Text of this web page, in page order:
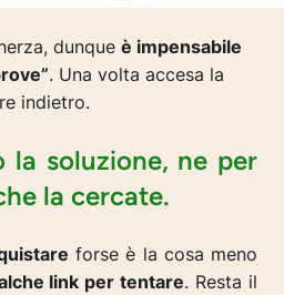
dunque è impensabile
. Una volta accesa la
indietro.
la soluzione, ne per
la cercate.
forse è la cosa meno
link per tentare. Resta il